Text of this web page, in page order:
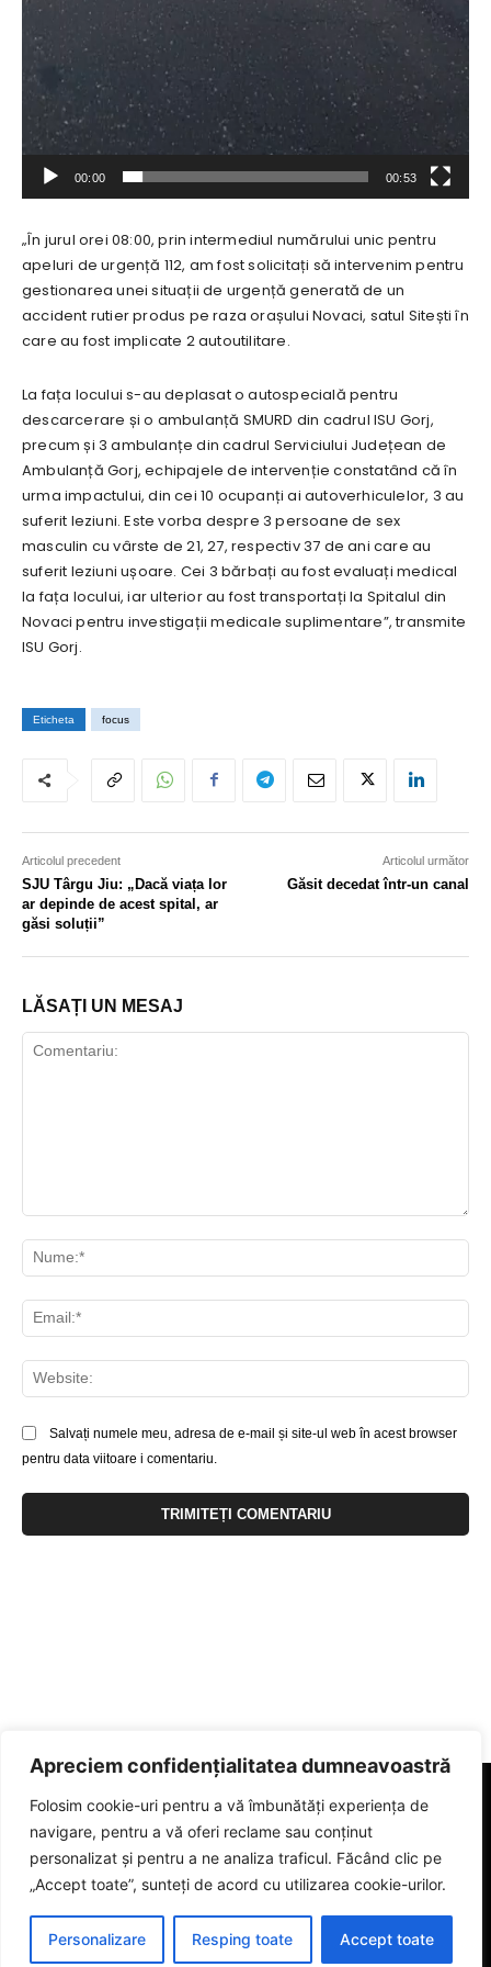
Apreciem confidențialitatea dumneavoastră
Folosim cookie-uri pentru a vă îmbunătăți experiența de
navigare, pentru a vă oferi reclame sau conținut
personalizat și pentru a ne analiza traficul. Făcând clic pe
„Accept toate”, sunteți de acord cu utilizarea cookie-urilor.
Personalizare Resping toate Accept toate
00:00 00:53
„În jurul orei 08:00, prin intermediul numărului unic pentru
apeluri de urgență 112, am fost solicitați să intervenim pentru
gestionarea unei situații de urgență generată de un
accident rutier produs pe raza orașului Novaci, satul Sitești în
care au fost implicate 2 autoutilitare.
La fața locului s-au deplasat o autospecială pentru
descarcerare și o ambulanță SMURD din cadrul ISU Gorj,
precum și 3 ambulanțe din cadrul Serviciului Județean de
Ambulanță Gorj, echipajele de intervenție constatând că în
urma impactului, din cei 10 ocupanți ai autoverhiculelor, 3 au
suferit leziuni. Este vorba despre 3 persoane de sex
masculin cu vârste de 21, 27, respectiv 37 de ani care au
suferit leziuni ușoare. Cei 3 bărbați au fost evaluați medical
la fața locului, iar ulterior au fost transportați la Spitalul din
Novaci pentru investigații medicale suplimentare”, transmite
ISU Gorj.
Eticheta focus
Articolul precedent
SJU Târgu Jiu: „Dacă viața lor
ar depinde de acest spital, ar
găsi soluții”
Articolul următor
Găsit decedat într-un canal
LĂSAȚI UN MESAJ
Salvați numele meu, adresa de e-mail și site-ul web în acest browser
pentru data viitoare i comentariu.
© 2023 eGorj.ro. Toate drepturile sunt rezervate.